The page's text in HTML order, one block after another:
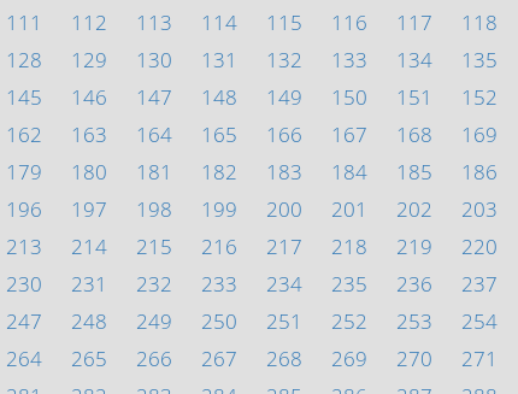
111 112 113 114 115 116 117 118
128 129 130 131 132 133 134 135
145 146 147 148 149 150 151 152
162 163 164 165 166 167 168 169
179 180 181 182 183 184 185 186
196 197 198 199 200 201 202 203
213 214 215 216 217 218 219 220
230 231 232 233 234 235 236 237
247 248 249 250 251 252 253 254
264 265 266 267 268 269 270 271